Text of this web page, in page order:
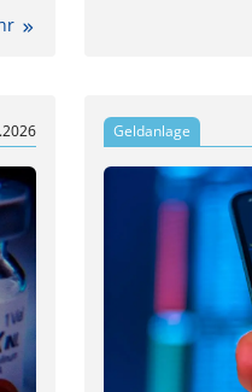
Geldanlage